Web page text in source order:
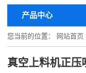
产品中心
您当前的位置： 网站首页
吸力的协同工作原理
真空上料机正压